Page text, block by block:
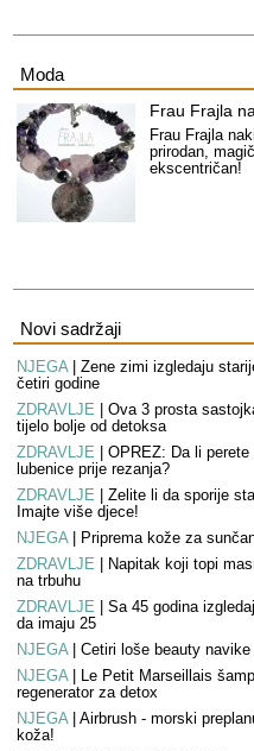
Moda
Frau Frajla
Frau Frajla
prirodan,
ekscentričan!
Novi sadržaji
NJEGA| Žene zimi izgledaju
četiri godine
ZDRAVLJE
Ova 3 prosta
tijelo bolje od detoksa
ZDRAVLJE
OPREZ: Da li perete
lubenice prije rezanja?
ZDRAVLJE
Želite li da sporije
Imajte više djece!
NJEGA|
Priprema kože za
ZDRAVLJE
Napitak koji topi
na trbuhu
ZDRAVLJE
Sa 45 godina
da imaju 25
NJEGA| Četiri loše beauty navike
NJEGA|
Le Petit Marseillais
regenerator za detox
NJEGA| Airbrush - morski
koža!